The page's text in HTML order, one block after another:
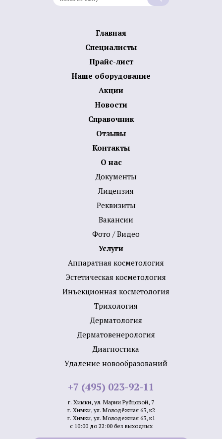
Главная
Специалисты
Прайс-лист
Наше оборудование
Акции
Новости
Справочник
Отзывы
Контакты
О нас
Документы
Лицензия
Реквизиты
Вакансии
Фото / Видео
Услуги
Аппаратная косметология
Эстетическая косметология
Инъекционная косметология
Трихология
Дермато­логия
Дерматовенерология
Диагностика
Удаление новообразований
+7 (495) 023-92-11
г. Химки, ул. Марии Рубцовой, 7
г. Химки, ул. Молодёжная 63, к2
г. Химки, ул. Молодежная 63, к1
с 10:00 до 22:00 без выходных